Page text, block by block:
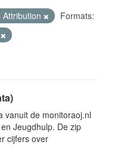
Formats:
vanuit de monitoraoj.nl
Jeugdhulp. De zip
cijfers over